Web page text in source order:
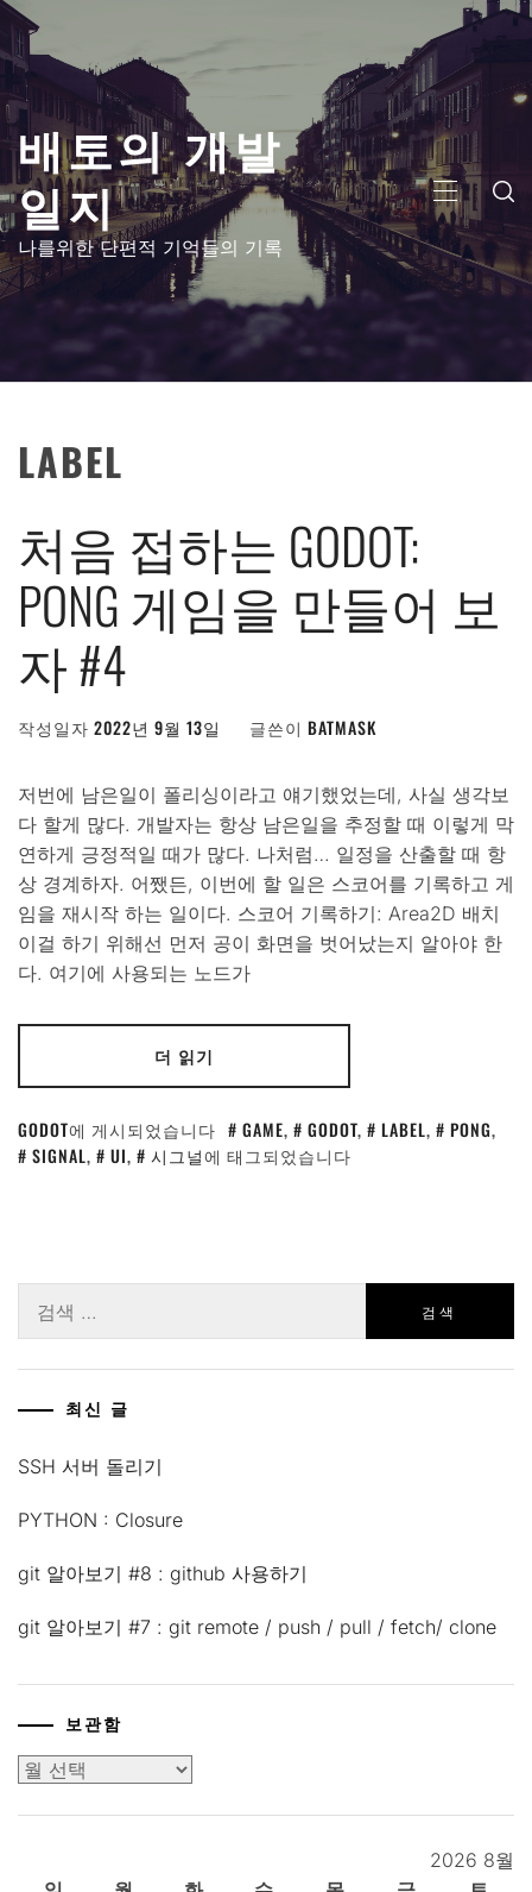
콘
츠
로
건
뛰
기
배토의 개발
일지
나를위한 단편적 기억들의 기록
주
메
뉴
LABEL
처음 접하는 GODOT:
PONG 게임을 만들어 보
자 #4
작성일자 2022년 9월 13일 글쓴이 BATMASK
저번에 남은일이 폴리싱이라고 얘기했었는데, 사실 생각보
다 할게 많다. 개발자는 항상 남은일을 추정할 때 이렇게 막
연하게 긍정적일 때가 많다. 나처럼… 일정을 산출할 때 항
상 경계하자. 어쨌든, 이번에 할 일은 스코어를 기록하고 게
임을 재시작 하는 일이다. 스코어 기록하기: Area2D 배치
이걸 하기 위해선 먼저 공이 화면을 벗어났는지 알아야 한
다. 여기에 사용되는 노드가
더 읽기
GODOT에 게시되었습니다 GAME, GODOT, LABEL, PONG,
SIGNAL, UI, 시그널에 태그되었습니다
색:
최신 글
SSH 서버 돌리기
PYTHON : Closure
git 알아보기 #8 : github 사용하기
git 알아보기 #7 : git remote / push / pull / fetch/ clone
보관함
보
2026 8월